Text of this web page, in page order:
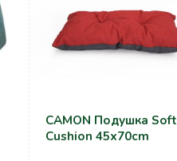
CAMON Подушка Soft
Cushion 45x70cm